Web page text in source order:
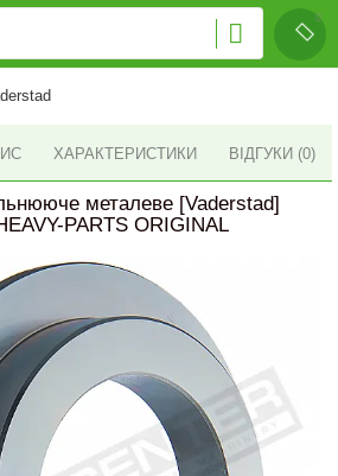
ХАРАКТЕРИСТИКИ ВІДГУКИ (0)
металеве [Vaderstad]
PARTS ORIGINAL